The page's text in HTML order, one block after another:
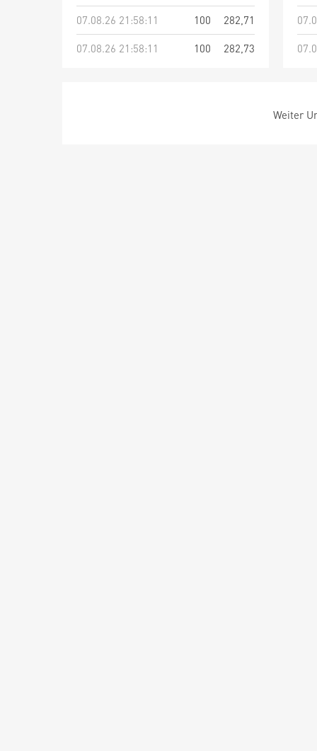
07.08.26 21:58:11
100
282,71
07.08.26 21:58:11
100 282,73
Weiter